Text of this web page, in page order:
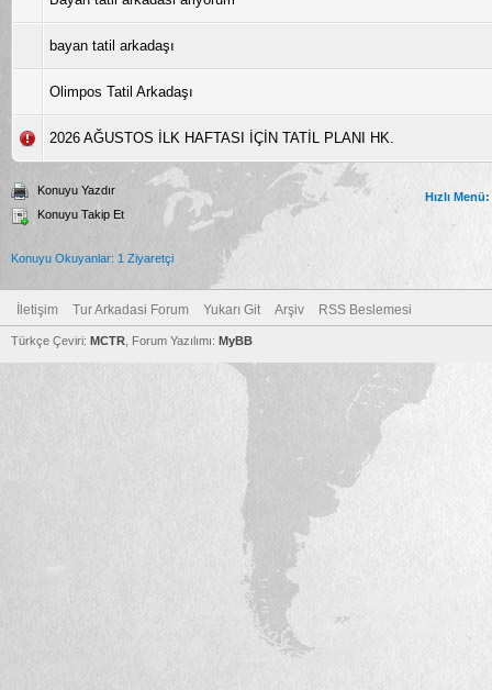
bayan tatil arkadaşı
Olimpos Tatil Arkadaşı
2026 AĞUSTOS İLK HAFTASI İÇİN TATİL PLANI HK.
Konuyu Yazdır
Konuyu Takip Et
Hızlı Menü:
Konuyu Okuyanlar: 1 Ziyaretçi
İletişim Tur Arkadasi Forum Yukarı Git Arşiv RSS Beslemesi
Türkçe Çeviri: MCTR , Forum Yazılımı: MyBB